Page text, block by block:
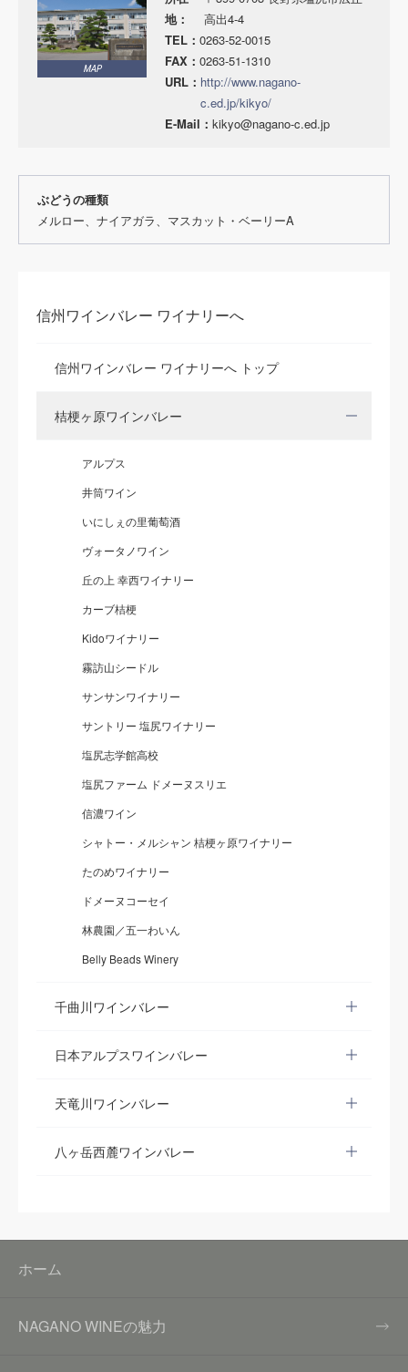
信州ワインバレー ワイナリーへ
信州ワインバレー ワイナリーへ トップ
桔梗ヶ原ワインバレー
アルプス
井筒ワイン
いにしぇの里葡萄酒
ヴォータノワイン
丘の上 幸西ワイナリー
カーブ桔梗
Kidoワイナリー
霧訪山シードル
サンサンワイナリー
サントリー 塩尻ワイナリー
塩尻志学館高校
塩尻ファーム ドメーヌスリエ
信濃ワイン
シャトー・メルシャン 桔梗ヶ原ワイナリー
たのめワイナリー
ドメーヌコーセイ
林農園／五一わいん
Belly Beads Winery
千曲川ワインバレー
日本アルプスワインバレー
天竜川ワインバレー
八ヶ岳西麓ワインバレー
MAP
地：
高出4-4
TEL： 0263-52-0015
FAX： 0263-51-1310
URL： http://www.nagano-
c.ed.jp/kikyo/
E-Mail： kikyo@nagano-c.ed.jp
ぶどうの種類
メルロー、ナイアガラ、マスカット・ベーリーA
ホーム
NAGANO WINEの魅力